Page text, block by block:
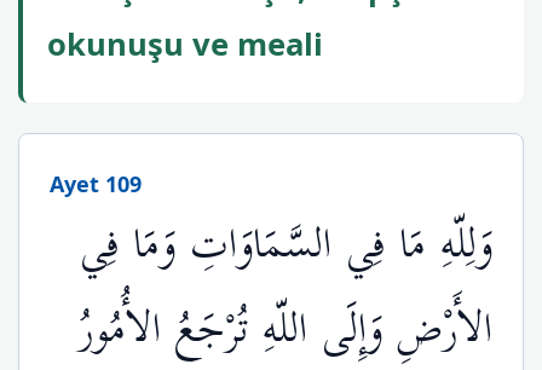
okunuşu ve meali
Ayet 109
وَلِلّهِ مَا فِي السَّمَاوَاتِ وَمَا فِي
الأَرْضِ وَإِلَى اللّهِ تُرْجَعُ الأُمُورُ